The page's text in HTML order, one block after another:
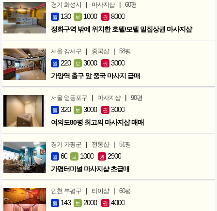
경기 화성시 | 마사지샵 | 60평
월 130 보 1000 권 8000
정화구역 밖에 위치한 호텔/모텔 밀집상권 마사지샵
서울 강서구 | 중국샵 | 58평
월 220 보 3000 권 3000
가양역 출구 앞 중국 마사지 급매
서울 영등포구 | 마사지샵 | 90평
월 320 보 3000 권 3000
여의도80평 최고의 마사지샵 매매
경기 가평군 | 전통샵 | 51평
월 60 보 1000 권 2900
가평터미널 마사지샵 초급매
인천 부평구 | 타이샵 | 60평
월 143 보 2000 권 4000